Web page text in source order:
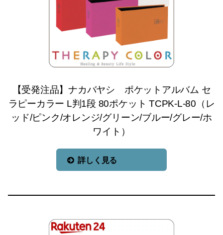
【受発注品】ナカバヤシ ポケットアルバム セ
ラピーカラー L判1段 80ポケット TCPK-L-80（レ
ッド/ピンク/オレンジ/グリーン/ブルー/グレー/ホ
ワイト）
詳しく見る